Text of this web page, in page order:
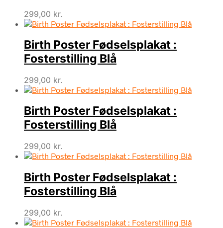
299,00 kr.
Birth Poster Fødselsplakat :
Fosterstilling Blå
299,00 kr.
Birth Poster Fødselsplakat :
Fosterstilling Blå
299,00 kr.
Birth Poster Fødselsplakat :
Fosterstilling Blå
299,00 kr.